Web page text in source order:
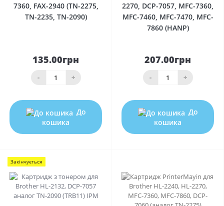
7360, FAX-2940 (TN-2275,
TN-2235, TN-2090)
135.00грн
- +
До
кошика
2270, DCP-7057, MFC-7360,
MFC-7460, MFC-7470, MFC-
7860 (HANP)
207.00грн
- +
До
кошика
Закінчується